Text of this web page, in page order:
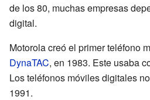
de los 80, muchas empresas
digital.
Motorola creó el primer teléfono
DynaTAC, en 1983. Este usaba
Los teléfonos móviles digitales
1991.